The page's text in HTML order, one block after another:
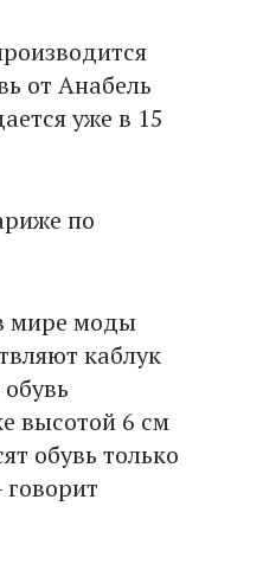
от Анабель
уже в 15
по
мире моды
каблук
высотой 6 см
обувь только